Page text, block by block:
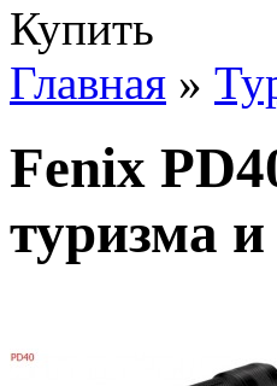
Купить
Главная »
Fenix
туризма